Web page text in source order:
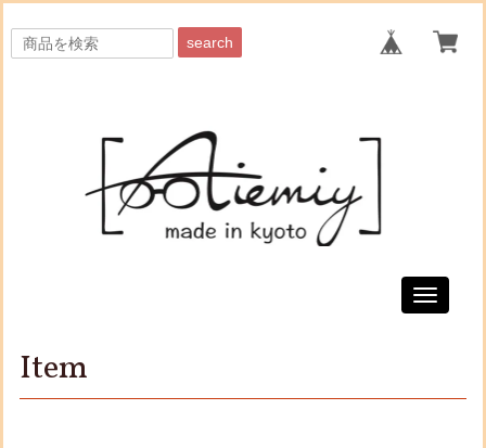
search
Toggle
Item